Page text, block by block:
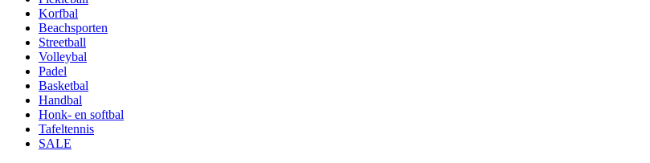
Korfbal
Beachsporten
Streetball
Volleybal
Padel
Basketbal
Handbal
Honk- en softbal
Tafeltennis
SALE